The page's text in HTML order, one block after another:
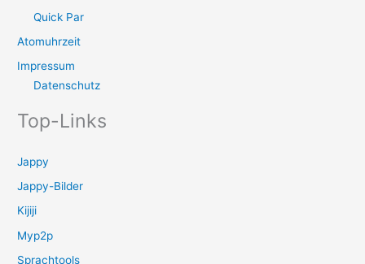
Quick Par
Atomuhrzeit
Impressum
Datenschutz
Top-Links
Jappy
Jappy-Bilder
Kijiji
Myp2p
Sprachtools